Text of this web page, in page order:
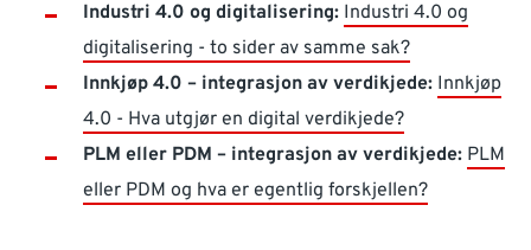
Industri 4.0 og digitalisering: Industri 4.0 og
digitalisering - to sider av samme sak?
Innkjøp 4.0 – integrasjon av verdikjede: Innkjøp
4.0 - Hva utgjør en digital verdikjede?
PLM eller PDM – integrasjon av verdikjede: PLM
eller PDM og hva er egentlig forskjellen?